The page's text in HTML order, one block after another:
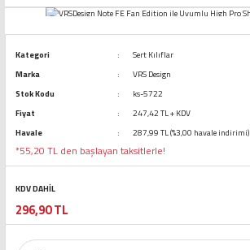
Kategori
Sert Kılıflar
Marka
VRS Design
Stok Kodu
ks-5722
Fiyat
247,42 TL + KDV
Havale
287,99 TL (%3,00 havale indirimi)
*55,20 TL den başlayan taksitlerle!
KDV DAHİL
296,90 TL